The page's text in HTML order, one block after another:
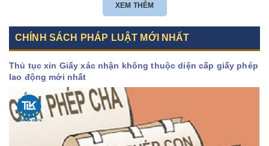
XEM THÊM
CHÍNH SÁCH PHÁP LUẬT MỚI NHẤT
Thủ tục xin Giấy xác nhận không thuộc diện cấp giấy phép
lao động mới nhất